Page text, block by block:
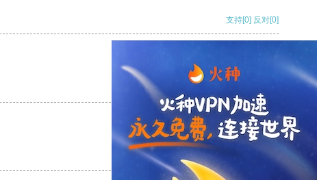
支持[0] 反对[0]
反对